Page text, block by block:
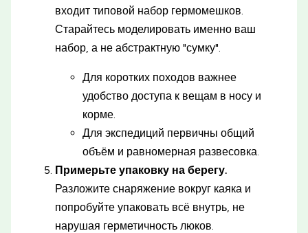
входит типовой набор гермомешков.
Старайтесь моделировать именно ваш
набор, а не абстрактную "сумку".
Для коротких походов важнее
удобство доступа к вещам в носу и
корме.
Для экспедиций первичны общий
объём и равномерная развесовка.
Примерьте упаковку на берегу.
Разложите снаряжение вокруг каяка и
попробуйте упаковать всё внутрь, не
нарушая герметичность люков.